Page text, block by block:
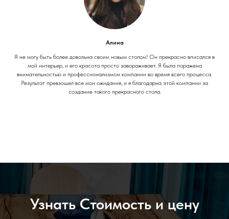
Алина
Я не могу быть более довольна своим новым столом! Он прекрасно вписался в
мой интерьер, и его красота просто завораживает. Я была поражена
внимательностью и профессионализмом компании во время всего процесса.
Результат превзошел все мои ожидания, и я благодарна этой компании за
создание такого прекрасного стола.
Узнать Стоимость и цену